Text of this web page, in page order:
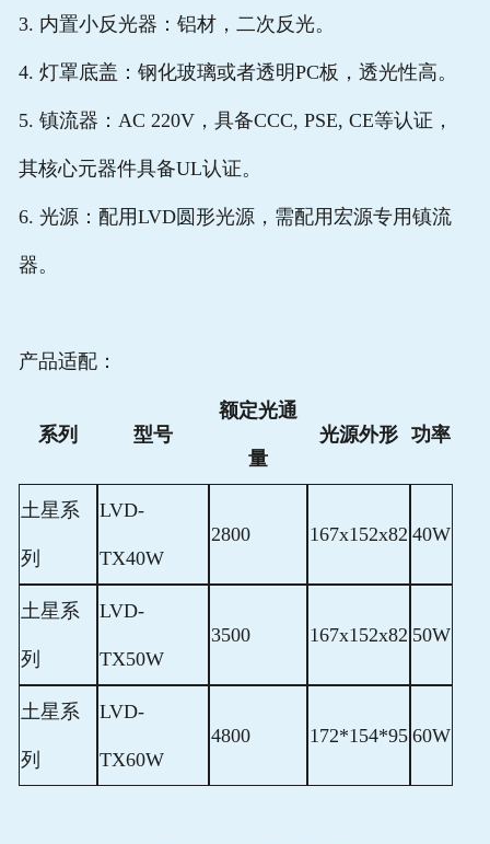
3. 内置小反光器：铝材，二次反光。
4. 灯罩底盖：钢化玻璃或者透明PC板，透光性高。
5. 镇流器：AC 220V，具备CCC, PSE, CE等认证，
其核心元器件具备UL认证。
6. 光源：配用LVD圆形光源，需配用宏源专用镇流
器。
产品适配：
系列 型号
额定光通
量
光源外形 功率
土星系
列
LVD-
TX40W
2800 167x152x82 40W
土星系
列
LVD-
TX50W
3500 167x152x82 50W
土星系
列
LVD-
TX60W
4800 172*154*95 60W